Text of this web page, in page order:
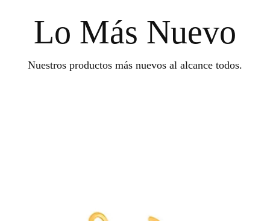
Lo Más Nuevo
Nuestros productos más nuevos al alcance todos.